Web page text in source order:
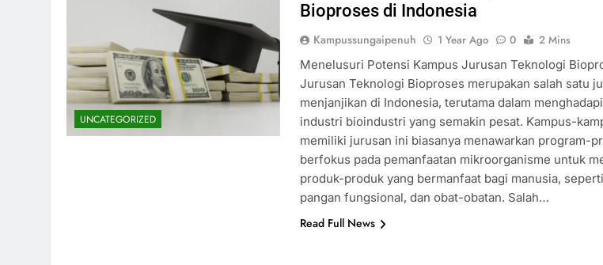
UNCATEGORIZED
Bioproses di Indonesia
Kampussungaipenuh 1 Year Ago 0
2 Mins
Menelusuri Potensi Kampus Jurusan Teknologi
Jurusan Teknologi Bioproses merupakan salah satu
menjanjikan di Indonesia, terutama dalam
industri bioindustri yang semakin pesat. Kampus-
memiliki jurusan ini biasanya menawarkan program-
berfokus pada pemanfaatan mikroorganisme untuk
produk-produk yang bermanfaat bagi manusia,
pangan fungsional, dan obat-obatan. Salah…
Read Full News